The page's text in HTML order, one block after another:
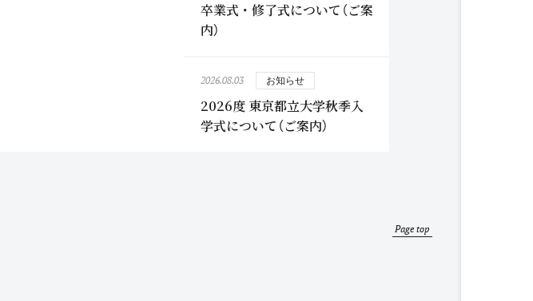
卒業式・修了式について（ご案
内）
2026.08.03 お知らせ
2026度 東京都立大学秋季入
学式について（ご案内）
Page top